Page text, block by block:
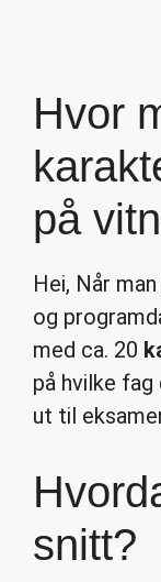
Hvor
på
Hei, Når
og
med ca. 20
på hvilke
ut til
snitt?